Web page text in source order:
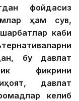
фойдасиз
ҳам сув,
каби
бу давлат
фикрини
давлат
келиб